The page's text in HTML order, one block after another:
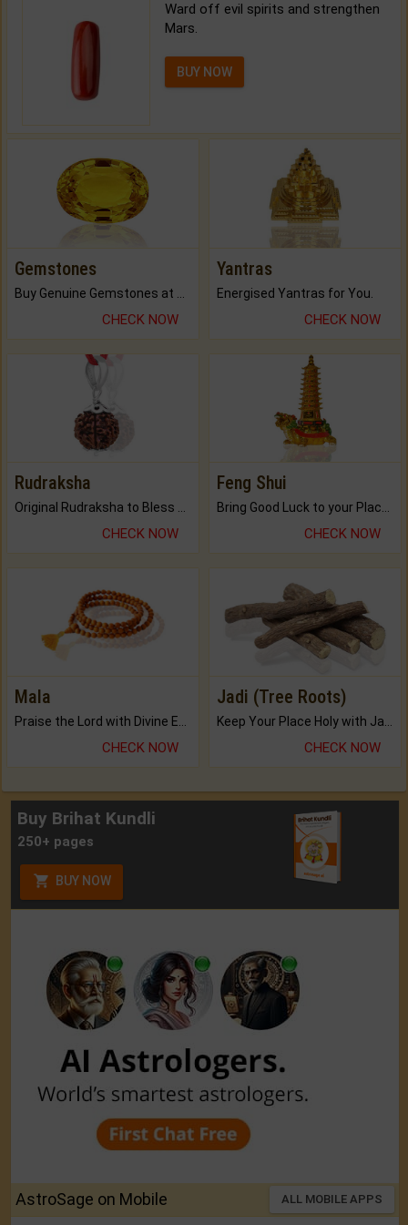
Ward off evil spirits and strengthen
Mars.
BUY NOW
Gemstones
CHECK NOW
Yantras
Energised Yantras for You.
CHECK NOW
Rudraksha
CHECK NOW
Feng Shui
CHECK NOW
Mala
CHECK NOW
Jadi (Tree Roots)
CHECK NOW
Buy Brihat Kundli
250+ pages
BUY NOW
AstroSage on Mobile ALL MOBILE APPS